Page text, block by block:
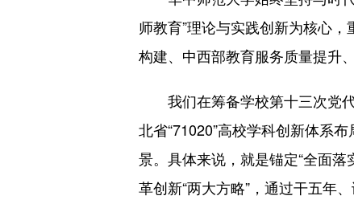
师教育”理论与实践创新为核心
构建、中西部教育服务质量提升
我们在筹备学校第十三次党代
北省“71020”高校学科创新体系
景。具体来说，就是锚定“全面
革创新“两大方略”，通过干五年